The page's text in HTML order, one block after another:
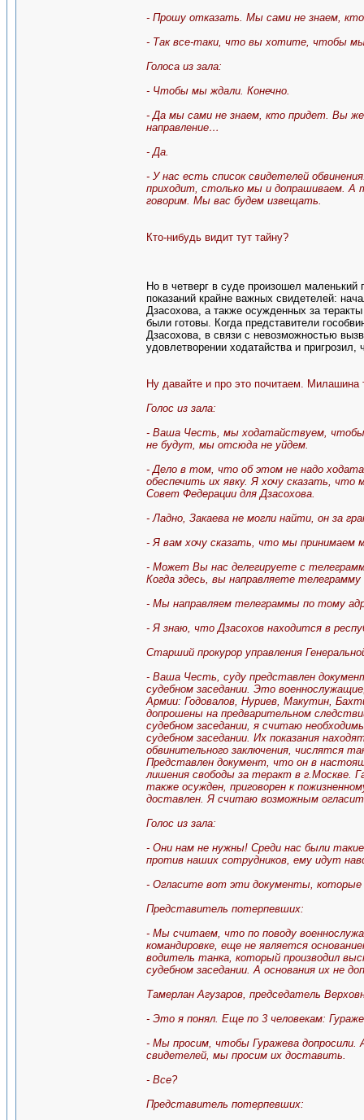
- Прошу отказать. Мы сами не знаем,
- Так все-таки, что вы хотите, чтобы мы
Голоса из зала:
- Чтобы мы ждали. Конечно.
- Да мы сами не знаем, кто придет. Вы
направление…
- Да.
- У нас есть список свидетелей
приходит, столько мы и допрашиваем. А
говорим. Мы вас будем извещать.
Кто-нибудь видит тут тайну?
Но в четверг в суде произошел
показаний крайне важных свидетелей:
Дзасохова, а также осужденных за
были готовы. Когда представители
Дзасохова, в связи с невозможностью
удовлетворении ходатайства и
Ну давайте и про это почитаем. Милашина
Голос из зала:
- Ваша Честь, мы ходатайствуем, чтобы
не будут, мы отсюда не уйдем.
- Дело в том, что об этом не надо
обеспечить их явку. Я хочу сказать, что
Совет Федерации для Дзасохова.
- Ладно, Закаева не могли найти, он за
- Я вам хочу сказать, что мы принимаем
- Может Вы нас делегируете с
Когда здесь, вы направляете телеграмму
- Мы направляем телеграммы по тому
- Я знаю, что Дзасохов находится в
Старший прокурор управления
- Ваша Честь, суду представлен
судебном заседании. Это
Армии: Годовалов, Нуриев, Макутин,
допрошены на предварительном
судебном заседании, я считаю
судебном заседании. Их показания
обвинительного заключения, числятся
Представлен документ, что он в
лишения свободы за теракт в г.Москве.
также осужден, приговорен к
доставлен. Я считаю возможным
Голос из зала:
- Они нам не нужны! Среди нас были
против наших сотрудников, ему идут
- Огласите вот эти документы,
Представитель потерпевших:
- Мы считаем, что по поводу
командировке, еще не является
водитель танка, который производил
судебном заседании. А основания их не
Тамерлан Агузаров, председатель
- Это я понял. Еще по 3 человекам:
- Мы просим, чтобы Гуражева
свидетелей, мы просим их доставить.
- Все?
Представитель потерпевших: